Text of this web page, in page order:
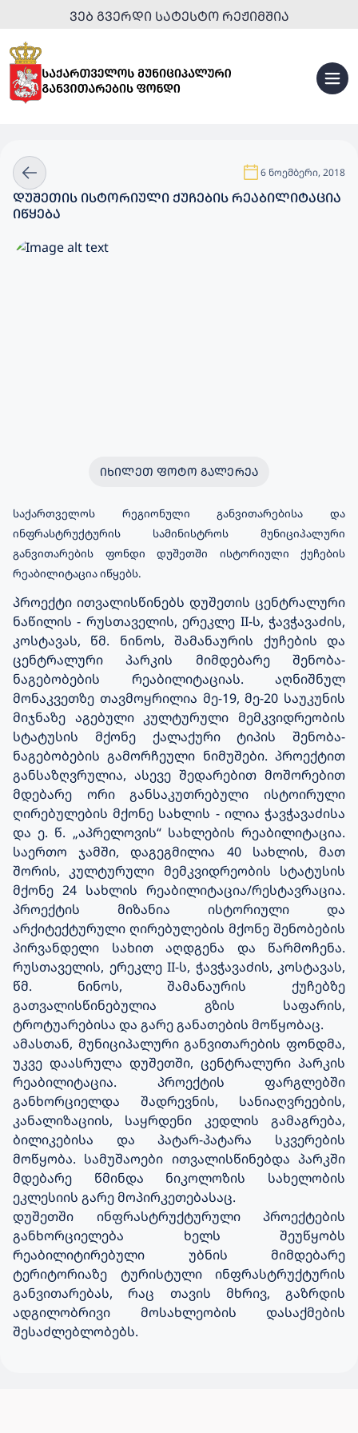
ᲕᲔᲑ ᲒᲕᲔᲠᲓᲘ ᲡᲐᲢᲔᲡᲢᲝ ᲠᲔᲟᲘᲛᲨᲘᲐ
6 ნოემბერი, 2018
ᲓᲣᲨᲔᲗᲘᲡ ᲘᲡᲢᲝᲠᲘᲣᲚᲘ ᲥᲣᲩᲔᲑᲘᲡ ᲠᲔᲐᲑᲘᲚᲘᲢᲐᲪᲘᲐ
ᲘᲬᲧᲔᲑᲐ
ᲘᲮᲘᲚᲔᲗ ᲤᲝᲢᲝ ᲒᲐᲚᲔᲠᲔᲐ
საქართველოს რეგიონული განვითარებისა და
ინფრასტრუქტურის სამინისტროს მუნიციპალური
განვითარების ფონდი დუშეთში ისტორიული ქუჩების
რეაბილიტაცია იწყებს.
პროექტი ითვალისწინებს დუშეთის ცენტრალური
ნაწილის - რუსთაველის, ერეკლე II-ს, ჭავჭავაძის,
კოსტავას, წმ. ნინოს, შამანაურის ქუჩების და
ცენტრალური პარკის მიმდებარე შენობა-
ნაგებობების რეაბილიტაციას. აღნიშნულ
მონაკვეთზე თავმოყრილია მე-19, მე-20 საუკუნის
მიჯნაზე აგებული კულტურული მემკვიდრეობის
სტატუსის მქონე ქალაქური ტიპის შენობა-
ნაგებობების გამორჩეული ნიმუშები. პროექტით
განსაზღვრულია, ასევე შედარებით მოშორებით
მდებარე ორი განსაკუთრებული ისტოირული
ღირებულების მქონე სახლის - ილია ჭავჭავაძისა
და ე. წ. „აპრელოვის“ სახლების რეაბილიტაცია.
საერთო ჯამში, დაგეგმილია 40 სახლის, მათ
შორის, კულტურული მემკვიდრეობის სტატუსის
მქონე 24 სახლის რეაბილიტაცია/რესტავრაცია.
პროექტის მიზანია ისტორიული და
არქიტექტურული ღირებულების მქონე შენობების
პირვანდელი სახით აღდგენა და წარმოჩენა.
რუსთაველის, ერეკლე II-ს, ჭავჭავაძის, კოსტავას,
წმ. ნინოს, შამანაურის ქუჩებზე
გათვალისწინებულია გზის საფარის,
ტროტუარებისა და გარე განათების მოწყობაც.
ამასთან, მუნიციპალური განვითარების ფონდმა,
უკვე დაასრულა დუშეთში, ცენტრალური პარკის
რეაბილიტაცია. პროექტის ფარგლებში
განხორციელდა შადრევნის, სანიაღვრეების,
კანალიზაციის, საყრდენი კედლის გამაგრება,
ბილიკებისა და პატარ-პატარა სკვერების
მოწყობა. სამუშაოები ითვალისწინებდა პარკში
მდებარე წმინდა ნიკოლოზის სახელობის
ეკლესიის გარე მოპირკეთებასაც.
დუშეთში ინფრასტრუქტურული პროექტების
განხორციელება ხელს შეუწყობს
რეაბილიტირებული უბნის მიმდებარე
ტერიტორიაზე ტურისტული ინფრასტრუქტურის
განვითარებას, რაც თავის მხრივ, გაზრდის
ადგილობრივი მოსახლეობის დასაქმების
შესაძლებლობებს.